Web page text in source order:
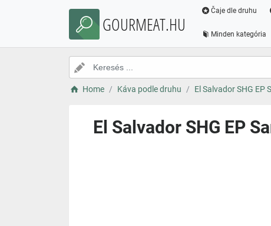
GOURMEAT.HU
Čaje dle druhu
Minden kategória
Home Káva podle druhu El Salvador SHG EP
El Salvador SHG EP